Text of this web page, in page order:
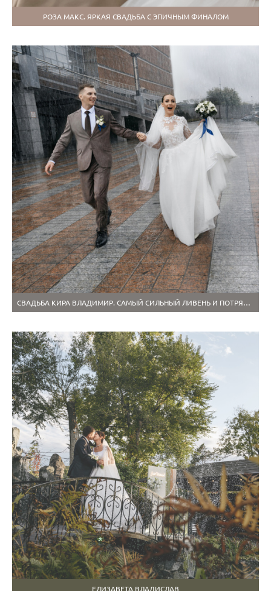
РОЗА МАКС. ЯРКАЯ СВАДЬБА С ЭПИЧНЫМ ФИНАЛОМ
СВАДЬБА КИРА ВЛАДИМИР. САМЫЙ СИЛЬНЫЙ ЛИВЕНЬ И ПОТРЯСАЮЩИЙ ЗАКАТ
ЕЛИЗАВЕТА ВЛАДИСЛАВ